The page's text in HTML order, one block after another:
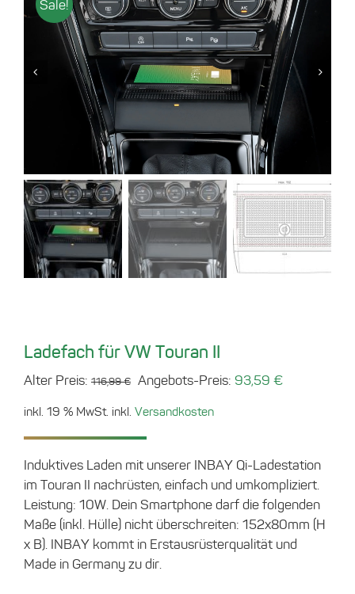
Sale!
Ladefach für VW Touran II
Alter Preis: 116,99€ Ursprünglicher
war:
116,99 €
Angebots-Preis: 93,59 €Aktueller
inkl. 19 % MwSt. inkl. Versandkosten
Induktives Laden mit unserer INBAY Qi-Ladestation
im Touran II nachrüsten, einfach und umkompliziert.
Leistung: 10W. Dein Smartphone darf die folgenden
Maße (inkl. Hülle) nicht überschreiten: 152x80mm (H
x B). INBAY kommt in Erstausrüsterqualität und
Made in Germany zu dir.